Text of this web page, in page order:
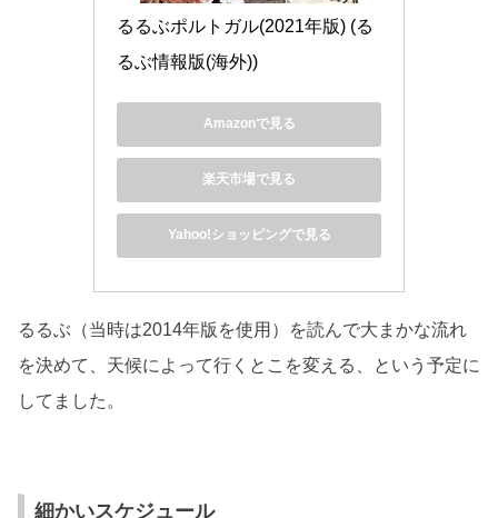
るるぶポルトガル(2021年版) (る
るぶ情報版(海外))
Amazonで見る
楽天市場で見る
Yahoo!ショッピングで見る
るるぶ（当時は2014年版を使用）を読んで大まかな流れ
を決めて、天候によって行くとこを変える、という予定に
してました。
細かいスケジュール